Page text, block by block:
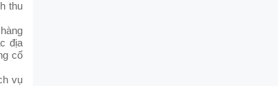
thu
địa
cố
vụ